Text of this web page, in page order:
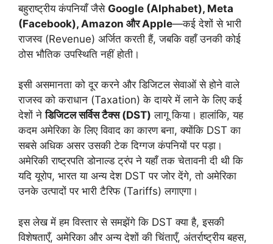
बहुराष्ट्रीय कंपनियाँ जैसे Google (Alphabet), Meta
(Facebook), Amazon और Apple—कई देशों से भारी
राजस्व (Revenue) अर्जित करती हैं, जबकि वहाँ उनकी कोई
ठोस भौतिक उपस्थिति नहीं होती।
इसी असमानता को दूर करने और डिजिटल सेवाओं से होने वाले
राजस्व को कराधान (Taxation) के दायरे में लाने के लिए कई
देशों नेडिजिटल सर्विस टैक्स (DST) लागू किया। हालांकि, यह
कदम अमेरिका के लिए विवाद का कारण बना, क्योंकि DST का
सबसे अधिक असर उसकी टेक दिग्गज कंपनियों पर पड़ा।
अमेरिकी राष्ट्रपति डोनाल्ड ट्रंप ने यहाँ तक चेतावनी दी थी कि
यदि यूरोप, भारत या अन्य देश DST पर जोर देंगे, तो अमेरिका
उनके उत्पादों पर भारी टैरिफ (Tariffs) लगाएगा।
इस लेख में हम विस्तार से समझेंगे कि DST क्या है, इसकी
विशेषताएँ, अमेरिका और अन्य देशों की चिंताएँ, अंतर्राष्ट्रीय बहस,